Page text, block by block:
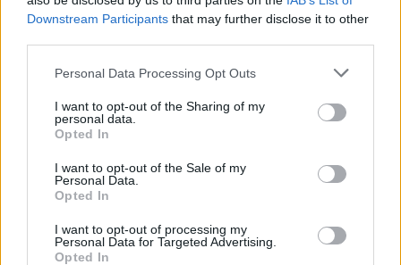
Downstream Participants that may further disclose it to other
Personal Data Processing Opt Outs
I want to opt-out of the Sharing of my
personal data.
Opted In
I want to opt-out of the Sale of my
Personal Data.
Opted In
I want to opt-out of processing my
Personal Data for Targeted Advertising.
Opted In
Newsroom
Ετικέτες :Βολιβία,κοκαινη.
Δείτε επίσης